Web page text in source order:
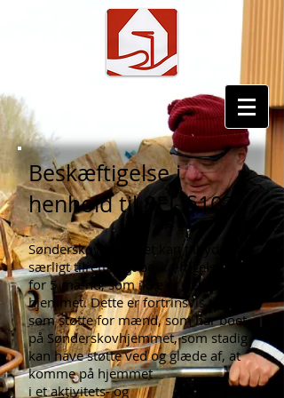
Beskæftigelse i
henhold til SEL §103
Sønderskovhjemmet kan tilbyde
særligt tilrettelagt beskæftigelse
for 5 mænd, som ikke er beboere på
hjemmet. Dette er fortrinsvis tænkt
som støtte for mænd, som har boet
på Sønderskovhjemmet, som stadig
kan have støtte ved og glæde af, at
komme på hjemmet
i et aktivitets- og